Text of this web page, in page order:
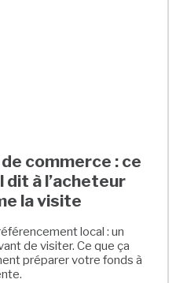
commerce : ce
à l’acheteur
la visite
local : un
de visiter. Ce que ça
préparer votre fonds à